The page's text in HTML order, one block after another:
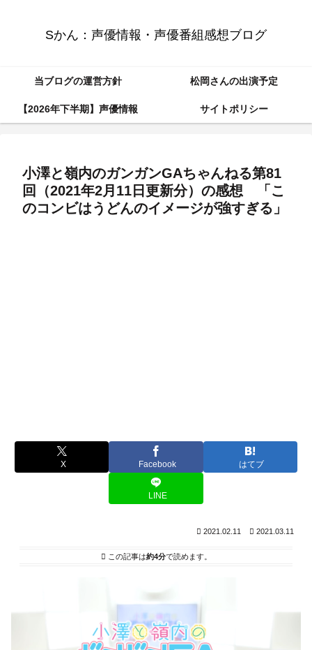
Sかん：声優情報・声優番組感想ブログ
当ブログの運営方針 松岡さんの出演予定
【2026年下半期】声優情報 サイトポリシー
小澤と嶺内のガンガンGAちゃんねる第81
回（2021年2月11日更新分）の感想 「こ
のコンビはうどんのイメージが強すぎる」
X Facebook はてブ
LINE
2021.02.11 2021.03.11
この記事は約4分で読めます。